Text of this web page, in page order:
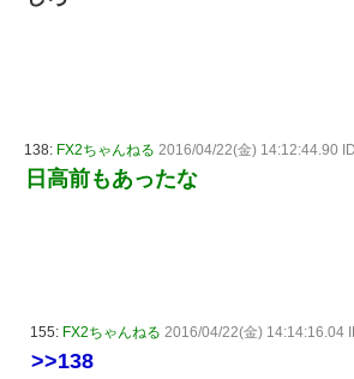
138: FX2ちゃんねる 2016/04/22(金) 14:12:44.90
日高前もあったな
155: FX2ちゃんねる 2016/04/22(金) 14:14:16.04
>>138